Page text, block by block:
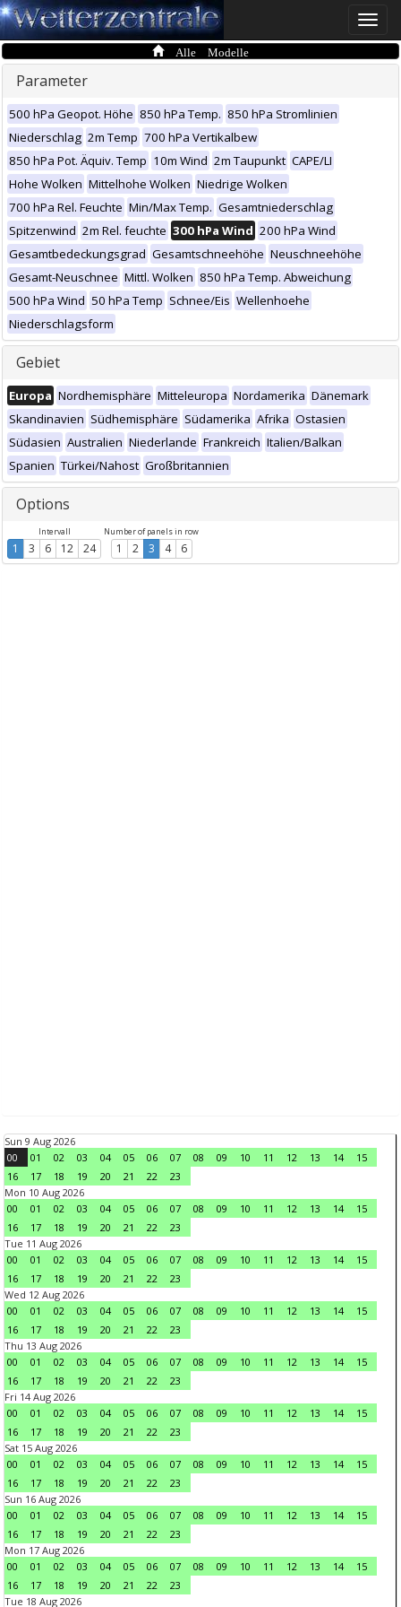
Toggle
Alle Modelle
Parameter
500 hPa Geopot. Höhe 850 hPa Temp. 850 hPa Stromlinien
Niederschlag 2m Temp 700 hPa Vertikalbew
850 hPa Pot. Äquiv. Temp 10m Wind 2m Taupunkt CAPE/LI
Hohe Wolken Mittelhohe Wolken Niedrige Wolken
700 hPa Rel. Feuchte Min/Max Temp. Gesamtniederschlag
Spitzenwind 2m Rel. feuchte 300 hPa Wind 200 hPa Wind
Gesamtbedeckungsgrad Gesamtschneehöhe Neuschneehöhe
Gesamt-Neuschnee Mittl. Wolken 850 hPa Temp. Abweichung
500 hPa Wind 50 hPa Temp Schnee/Eis Wellenhoehe
Niederschlagsform
Gebiet
Europa Nordhemisphäre Mitteleuropa Nordamerika Dänemark
Skandinavien Südhemisphäre Südamerika Afrika Ostasien
Südasien Australien Niederlande Frankreich Italien/Balkan
Spanien Türkei/Nahost Großbritannien
Options
Intervall
1 3 6 12 24
Number of panels in row
1 2 3 4 6
Sun 9 Aug 2026
00
01 02 03 04 05 06 07 08 09 10 11 12 13 14
15
16
17 18 19 20 21 22
23
Mon 10 Aug 2026
00
01 02 03 04 05 06 07 08 09 10 11 12 13 14
15
16
17 18 19 20 21 22
23
Tue 11 Aug 2026
00
01 02 03 04 05 06 07 08 09 10 11 12 13 14
15
16
17 18 19 20 21 22
23
Wed 12 Aug 2026
00
01 02 03 04 05 06 07 08 09 10 11 12 13 14
15
16
17 18 19 20 21 22
23
Thu 13 Aug 2026
00
01 02 03 04 05 06 07 08 09 10 11 12 13 14
15
16
17 18 19 20 21 22
23
Fri 14 Aug 2026
00
01 02 03 04 05 06 07 08 09 10 11 12 13 14
15
16
17 18 19 20 21 22
23
Sat 15 Aug 2026
00
01 02 03 04 05 06 07 08 09 10 11 12 13 14
15
16
17 18 19 20 21 22
23
Sun 16 Aug 2026
00
01 02 03 04 05 06 07 08 09 10 11 12 13 14
15
16
17 18 19 20 21 22
23
Mon 17 Aug 2026
00
01 02 03 04 05 06 07 08 09 10 11 12 13 14
15
16
17 18 19 20 21 22
23
Tue 18 Aug 2026